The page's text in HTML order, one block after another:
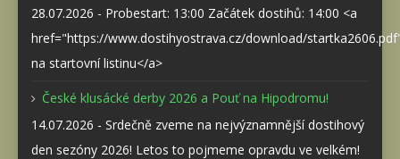
28.07.2026 - Probestart: 13:00 Začátek dostihů: 14:00 <a
href="https://www.dostihyostrava.cz/download/
na startovní listinu</a>
České klusácké derby 2026 a Pouť na Hipodromu!
14.07.2026 - Srdečně zveme na nejvýznamnější dostihový
den sezóny 2026! Letos to pojmeme opravdu ve velkém!